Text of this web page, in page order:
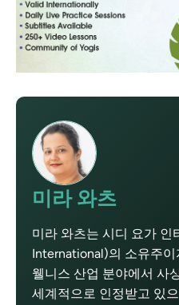
미라 와츠
미라 와츠는 시디 요가 인
International)의 소유주
웰니스 산업 분야에서 사
세계적으로 인정받고 있